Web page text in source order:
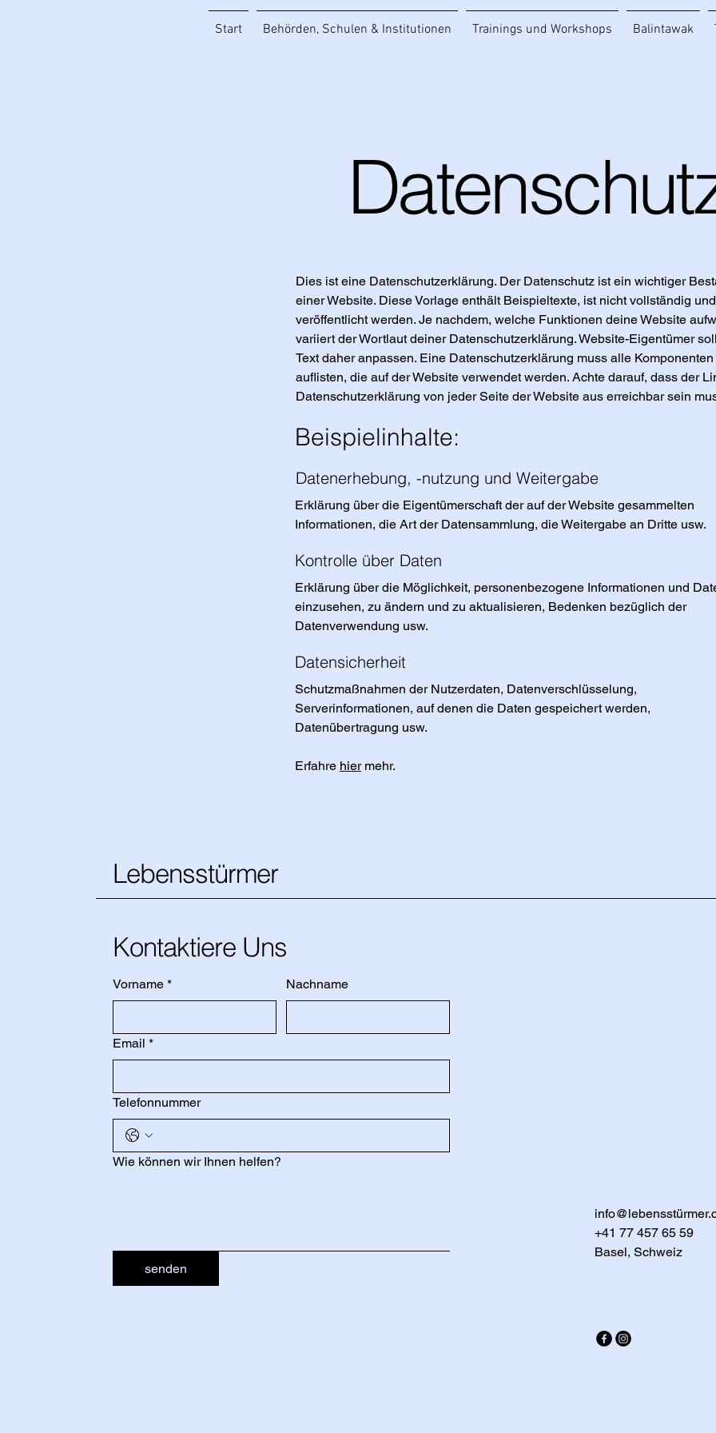
Start Behörden, Schulen & Institutionen Trainings und Workshops Balintawak
Dies ist eine Datenschutzerklärung. Der Datenschutz ist ein wichtiger
einer Website. Diese Vorlage enthält Beispieltexte, ist nicht vollständig
veröffentlicht werden. Je nachdem, welche Funktionen deine Website
variiert der Wortlaut deiner Datenschutzerklärung. Website-Eigentümer
Text daher anpassen. Eine Datenschutzerklärung muss alle
auflisten, die auf der Website verwendet werden. Achte darauf, dass der
Datenschutzerklärung von jeder Seite der Website aus erreichbar sein
Beispielinhalte:
Datenerhebung, -nutzung und Weitergabe
Erklärung über die Eigentümerschaft der auf der Website gesammelten
Informationen, die Art der Datensammlung, die Weitergabe an Dritte usw.
Kontrolle über Daten
Erklärung über die Möglichkeit, personenbezogene Informationen und
einzusehen, zu ändern und zu aktualisieren, Bedenken bezüglich der
Datenverwendung usw.
Datensicherheit
Schutzmaßnahmen der Nutzerdaten, Datenverschlüsselung,
Serverinformationen, auf denen die Daten gespeichert werden,
Datenübertragung usw.
Erfahre hiermehr.
Lebensstürmer
Kontaktiere Uns
Vorname * Nachname
Email *
Telefonnummer
Wie können wir Ihnen helfen?
senden
+41 77 457 65 59
Basel, Schweiz